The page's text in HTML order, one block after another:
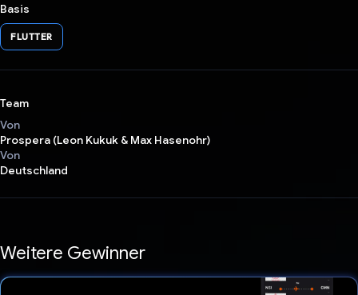
Basis
FLUTTER
Team
Von
Prospera (Leon Kukuk & Max Hasenohr)
Von
Deutschland
Weitere Gewinner